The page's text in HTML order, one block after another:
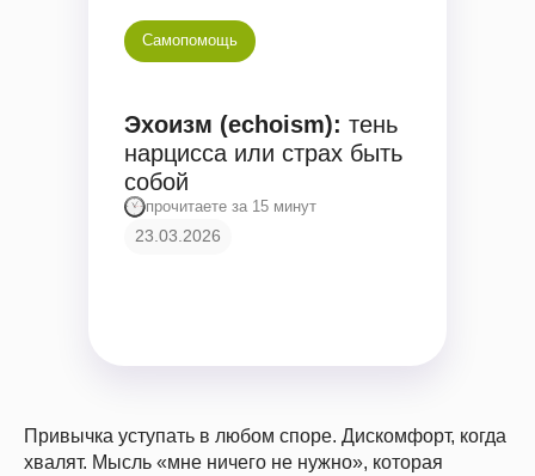
Эхоизм (echoism): тень
нарцисса или страх быть
собой
прочитаете за 15 минут
23.03.2026
Самопомощь
Привычка уступать в любом споре. Дискомфорт, когда
хвалят. Мысль «мне ничего не нужно», которая